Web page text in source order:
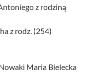
z rodziną
z rodz. (254)
Maria Bielecka